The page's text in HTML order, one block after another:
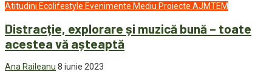
Atitudini Ecolifestyle Evenimente Mediu Proiecte AJMTEM
Distracție, explorare și muzică bună – toate
acestea vă așteaptă
Ana Raileanu 8 iunie 2023